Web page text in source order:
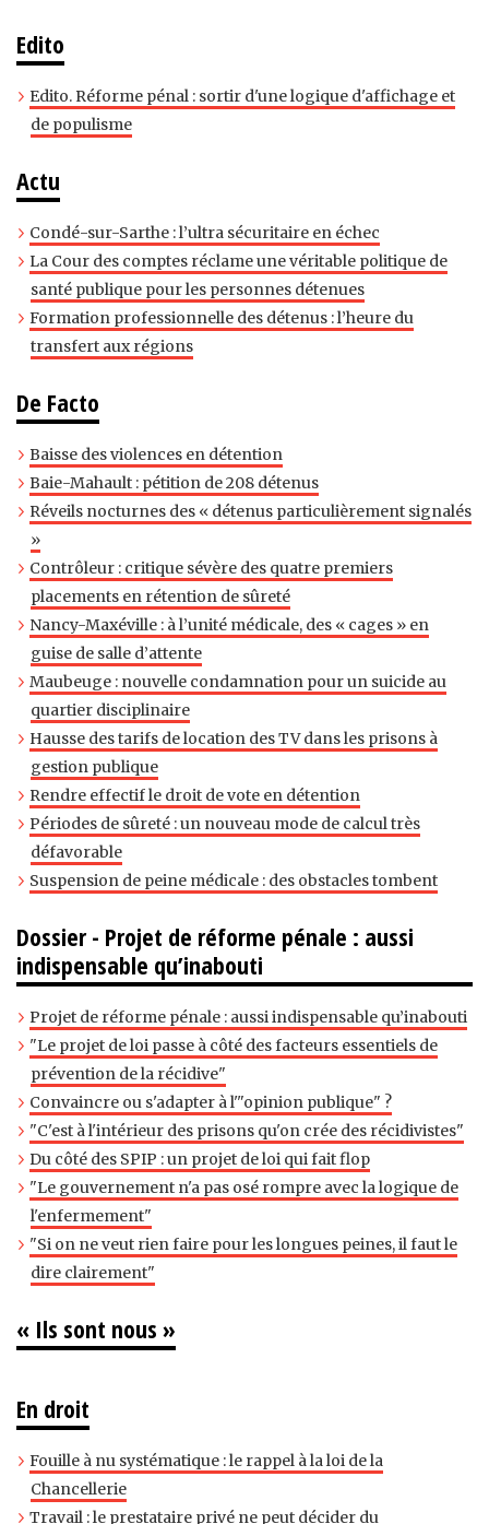
Edito
Edito. Réforme pénal : sortir d'une logique d'affichage et
de populisme
Actu
Condé-sur-Sarthe : l’ultra sécuritaire en échec
La Cour des comptes réclame une véritable politique de
santé publique pour les personnes détenues
Formation professionnelle des détenus : l’heure du
transfert aux régions
De Facto
Baisse des violences en détention
Baie-Mahault : pétition de 208 détenus
Réveils nocturnes des « détenus particulièrement signalés
»
Contrôleur : critique sévère des quatre premiers
placements en rétention de sûreté
Nancy-Maxéville : à l’unité médicale, des « cages » en
guise de salle d’attente
Maubeuge : nouvelle condamnation pour un suicide au
quartier disciplinaire
Hausse des tarifs de location des TV dans les prisons à
gestion publique
Rendre effectif le droit de vote en détention
Périodes de sûreté : un nouveau mode de calcul très
défavorable
Suspension de peine médicale : des obstacles tombent
Dossier - Projet de réforme pénale : aussi
indispensable qu’inabouti
Projet de réforme pénale : aussi indispensable qu’inabouti
"Le projet de loi passe à côté des facteurs essentiels de
prévention de la récidive"
Convaincre ou s'adapter à l'"opinion publique" ?
"C'est à l'intérieur des prisons qu'on crée des récidivistes"
Du côté des SPIP : un projet de loi qui fait flop
"Le gouvernement n'a pas osé rompre avec la logique de
l'enfermement"
"Si on ne veut rien faire pour les longues peines, il faut le
dire clairement"
« Ils sont nous »
En droit
Fouille à nu systématique : le rappel à la loi de la
Chancellerie
Travail : le prestataire privé ne peut décider du